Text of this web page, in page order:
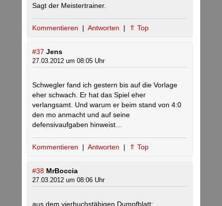
Sagt der Meistertrainer.
Kommentieren | Antworten | ⇑ Top
#37 Jens
27.03.2012 um 08:05 Uhr
Schwegler fand ich gestern bis auf die Vorlage
eher schwach. Er hat das Spiel eher
verlangsamt. Und warum er beim stand von 4:0
den mo anmacht und auf seine
defensivaufgaben hinweist…
Kommentieren | Antworten | ⇑ Top
#38 MrBoccia
27.03.2012 um 08:06 Uhr
aus dem vierbuchstäbigen Dumpfblatt: